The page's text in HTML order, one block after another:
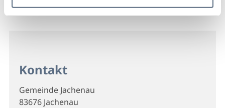
Kontakt
Gemeinde Jachenau
83676 Jachenau